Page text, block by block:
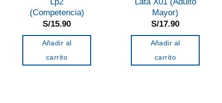
(Competencia)
S/15.90
Añadir al
carrito
Mayor)
S/17.90
Añadir al
carrito